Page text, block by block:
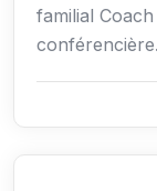
familial